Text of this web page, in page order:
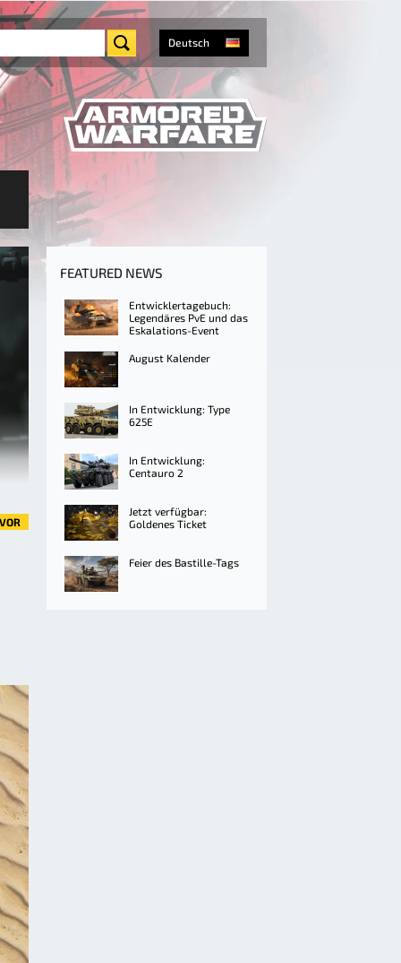
Deutsch
VOR
FEATURED NEWS
Entwicklertagebuch:
Legendäres PvE und das
Eskalations-Event
August Kalender
In Entwicklung: Type
625E
In Entwicklung:
Centauro 2
Jetzt verfügbar:
Goldenes Ticket
Feier des Bastille-Tags